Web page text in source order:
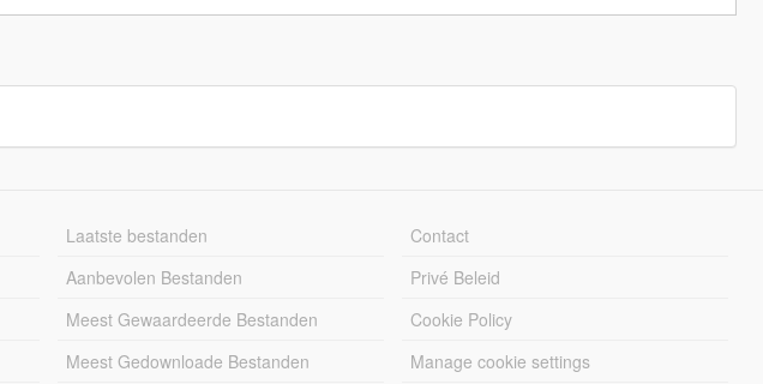
Laatste bestanden
Aanbevolen Bestanden
Meest Gewaardeerde Bestanden
Meest Gedownloade Bestanden
Contact
Privé Beleid
Cookie Policy
Manage cookie settings